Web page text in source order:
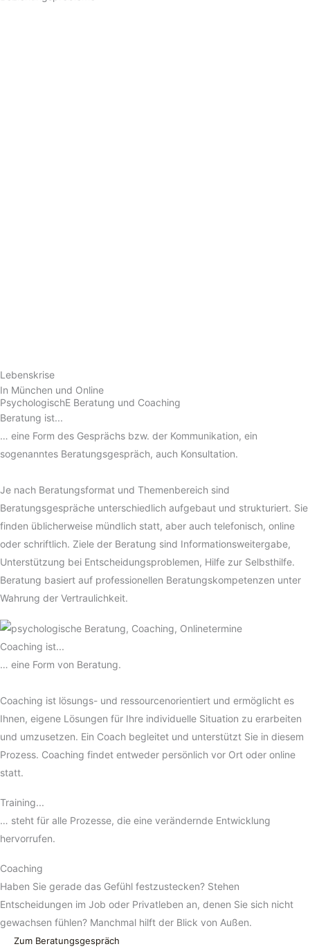
Lebenskrise
In München und Online
Psycholo­gischE Beratung und Coaching
Beratung ist...
… eine Form des Gesprächs bzw. der Kommunikation, ein
sogenanntes Beratungsgespräch, auch Konsultation.
Je nach Beratungsformat und Themenbereich sind
Beratungsgespräche unterschiedlich aufgebaut und strukturiert. Sie
finden üblicherweise mündlich statt, aber auch telefonisch, online
oder schriftlich. Ziele der Beratung sind Informationsweitergabe,
Unterstützung bei Entscheidungsproblemen, Hilfe zur Selbsthilfe.
Beratung basiert auf professionellen Beratungskompetenzen unter
Wahrung der Vertraulichkeit.
Coaching ist...
… eine Form von Beratung.
Coaching ist lösungs- und ressourcenorientiert und ermöglicht es
Ihnen, eigene Lösungen für Ihre individuelle Situation zu erarbeiten
und umzusetzen. Ein Coach begleitet und unterstützt Sie in diesem
Prozess. Coaching findet entweder persönlich vor Ort oder online
statt.
Training...
… steht für alle Prozesse, die eine verändernde Entwicklung
hervorrufen.
Coaching
Haben Sie gerade das Gefühl festzustecken? Stehen
Entscheidungen im Job oder Privatleben an, denen Sie sich nicht
gewachsen fühlen? Manchmal hilft der Blick von Außen.
Zum Beratungsgespräch